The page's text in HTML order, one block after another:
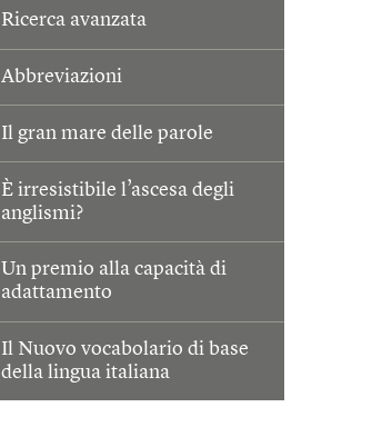
Ricerca avanzata
Abbreviazioni
Il gran mare delle parole
È irresistibile l’ascesa degli
anglismi?
Un premio alla capacità di
adattamento
Il Nuovo vocabolario di base
della lingua italiana